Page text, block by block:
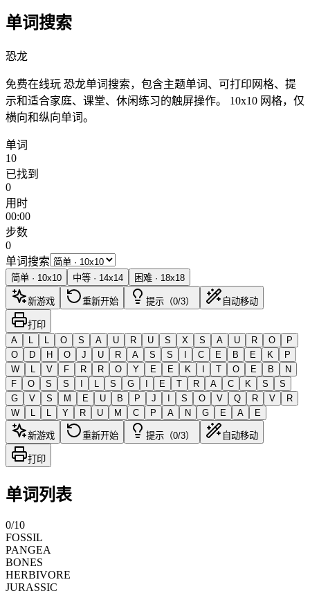
单词搜索
恐龙
免费在线玩 恐龙单词搜索，包含主题单词、可打印网格、提
示和适合家庭、课堂、休闲练习的触屏操作。
10x10 网格，仅
横向和纵向单词。
单词
10
已找到
0
用时
00:00
步数
0
单词搜索
简单 · 10x10 中等 · 14x14 困难 · 18x18
新游戏 重新开始 提示（0/3） 自动移动
打印
A
L L O S A U R U S X S A U R O
P
O
D H O J U R A S S I C E B E K
P
W
L V F R R O Y E E K I T O E B
N
F
O S S I L S G I E T R A C K S
S
G
V S M E U B P J I S O V Q R V
R
W
L L Y R U M C P A N G E A E
新游戏 重新开始 提示（0/3） 自动移动
打印
单词列表
0/10
FOSSIL
PANGEA
BONES
HERBIVORE
JURASSIC